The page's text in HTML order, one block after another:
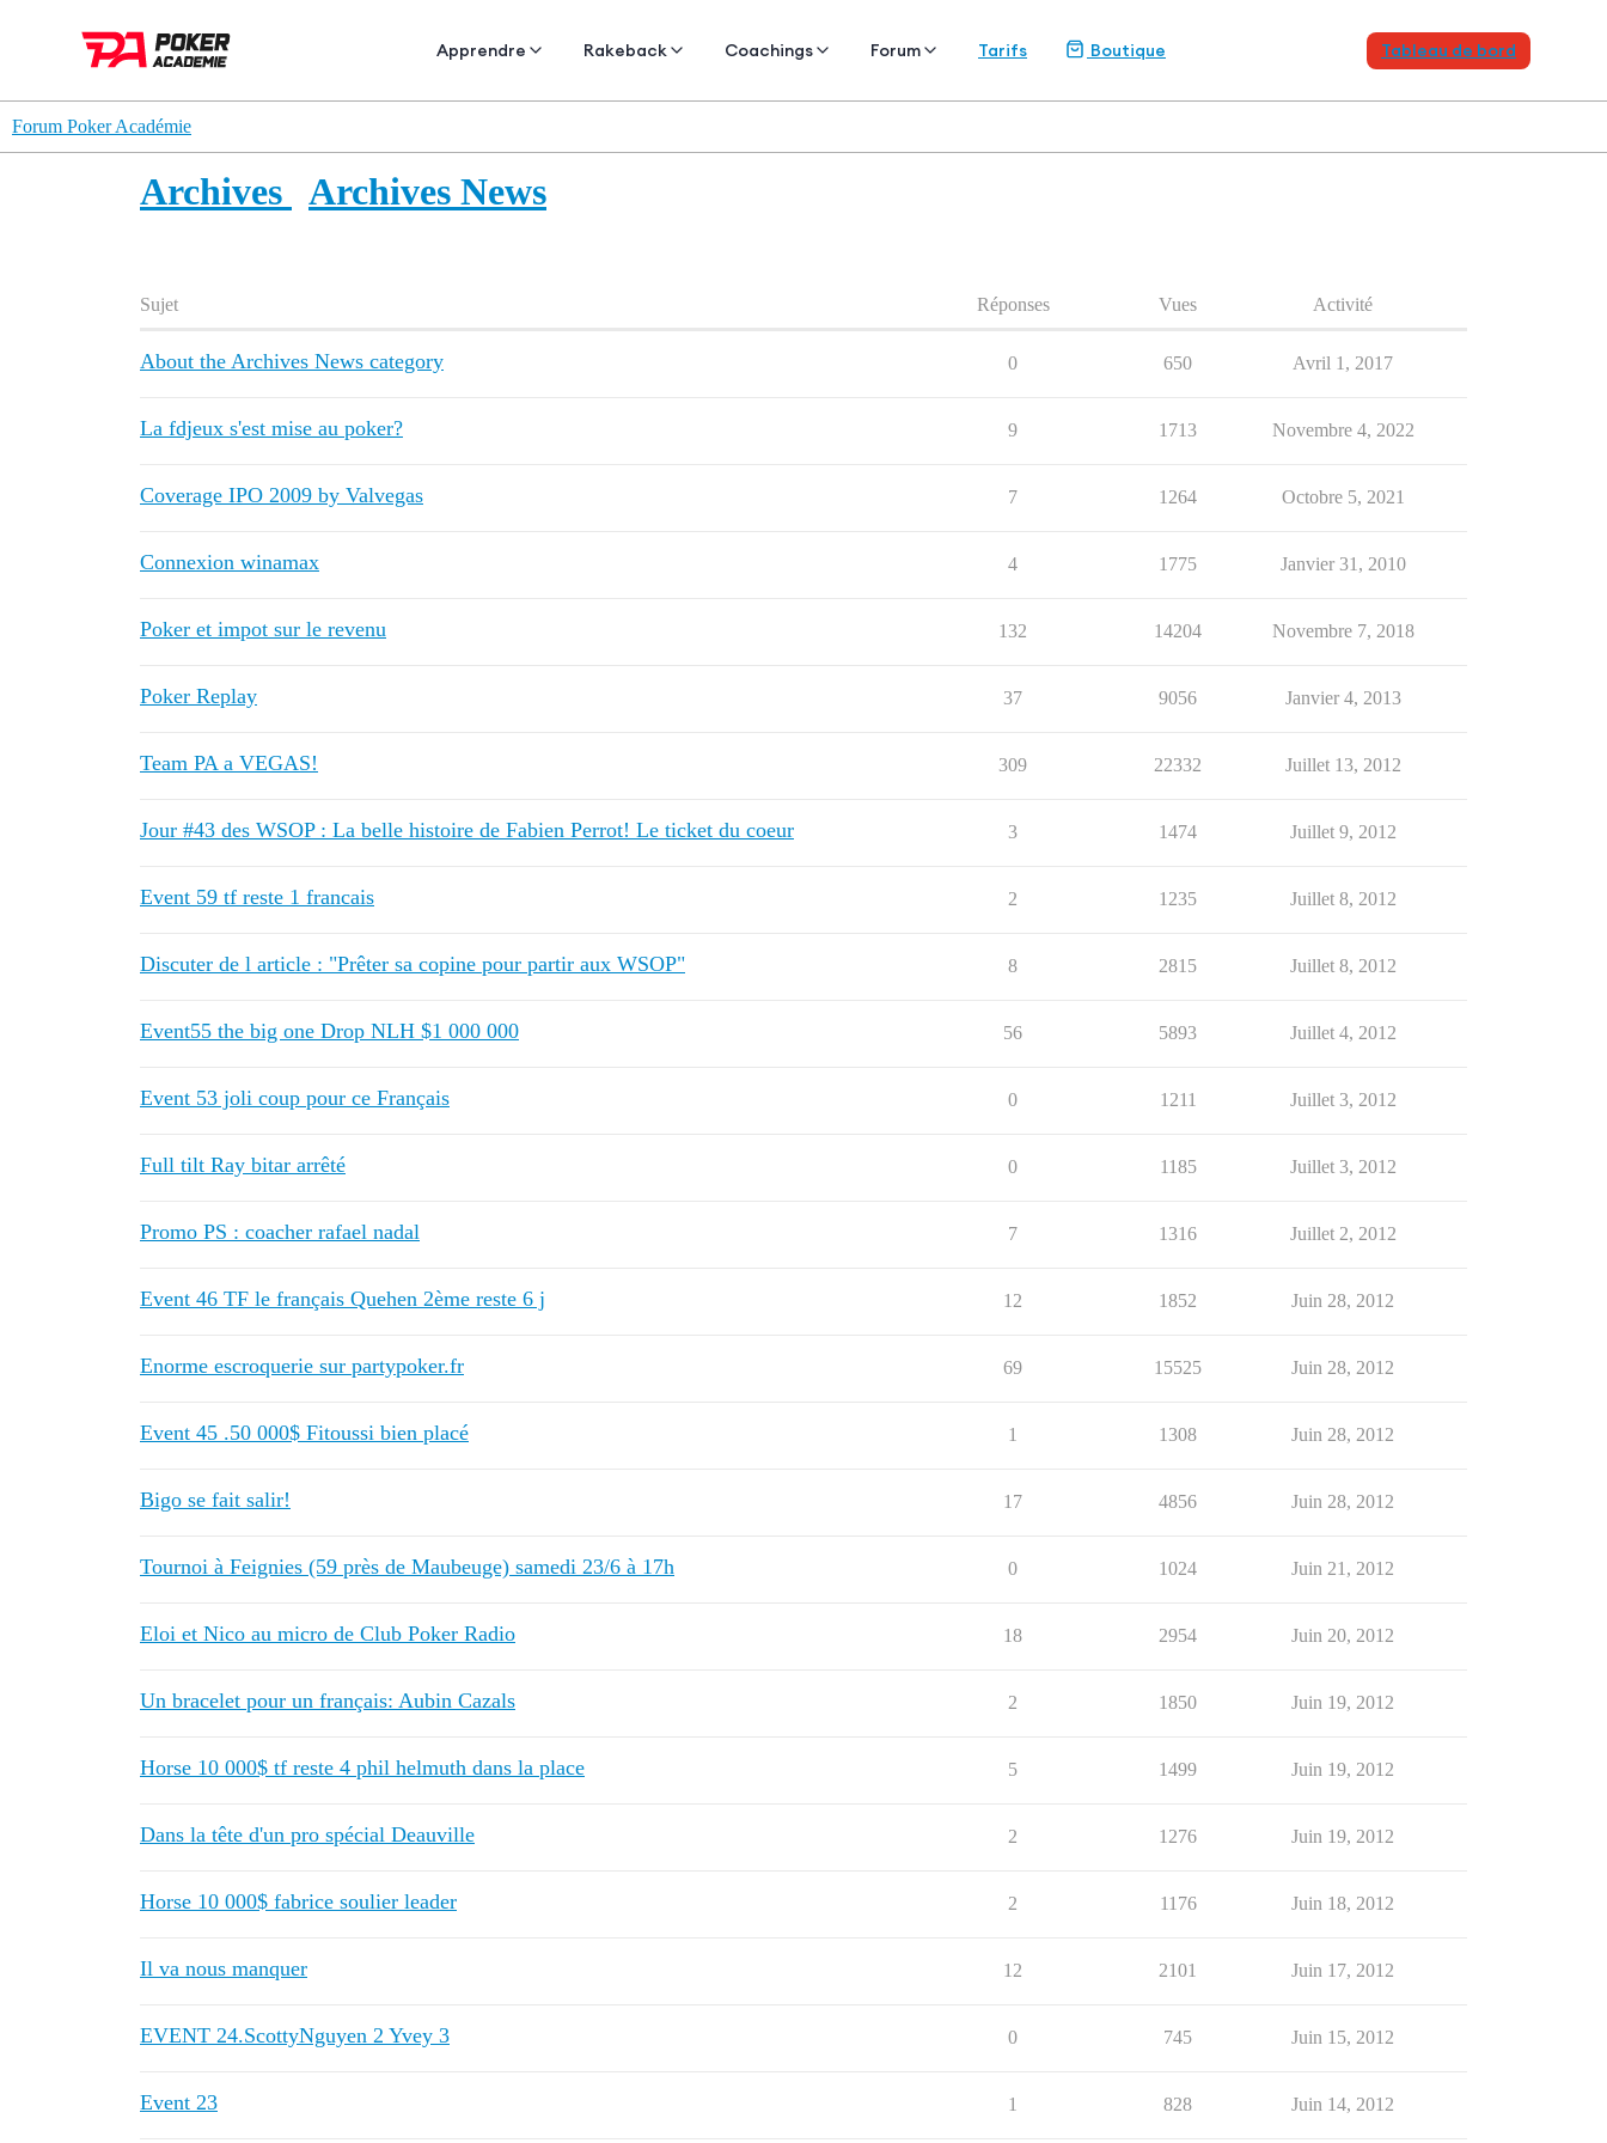
Apprendre Rakeback Coachings Forum Tarifs Boutique Tableau de bord
Forum Poker Académie
Archives Archives News
Sujet Réponses Vues Activité
About the Archives News category 0 650 Avril 1, 2017
La fdjeux s'est mise au poker? 9 1713 Novembre 4, 2022
Coverage IPO 2009 by Valvegas 7 1264 Octobre 5, 2021
Connexion winamax 4 1775 Janvier 31, 2010
Poker et impot sur le revenu 132 14204 Novembre 7, 2018
Poker Replay 37 9056 Janvier 4, 2013
Team PA a VEGAS! 309 22332 Juillet 13, 2012
Jour #43 des WSOP : La belle histoire de Fabien Perrot! Le ticket du coeur 3 1474 Juillet 9, 2012
Event 59 tf reste 1 francais 2 1235 Juillet 8, 2012
Discuter de l article : "Prêter sa copine pour partir aux WSOP" 8 2815 Juillet 8, 2012
Event55 the big one Drop NLH $1 000 000 56 5893 Juillet 4, 2012
Event 53 joli coup pour ce Français 0 1211 Juillet 3, 2012
Full tilt Ray bitar arrêté 0 1185 Juillet 3, 2012
Promo PS : coacher rafael nadal 7 1316 Juillet 2, 2012
Event 46 TF le français Quehen 2ème reste 6 j 12 1852 Juin 28, 2012
Enorme escroquerie sur partypoker.fr 69 15525 Juin 28, 2012
Event 45 .50 000$ Fitoussi bien placé 1 1308 Juin 28, 2012
Bigo se fait salir! 17 4856 Juin 28, 2012
Tournoi à Feignies (59 près de Maubeuge) samedi 23/6 à 17h 0 1024 Juin 21, 2012
Eloi et Nico au micro de Club Poker Radio 18 2954 Juin 20, 2012
Un bracelet pour un français: Aubin Cazals 2 1850 Juin 19, 2012
Horse 10 000$ tf reste 4 phil helmuth dans la place 5 1499 Juin 19, 2012
Dans la tête d'un pro spécial Deauville 2 1276 Juin 19, 2012
Horse 10 000$ fabrice soulier leader 2 1176 Juin 18, 2012
Il va nous manquer 12 2101 Juin 17, 2012
EVENT 24.ScottyNguyen 2 Yvey 3 0 745 Juin 15, 2012
Event 23 1 828 Juin 14, 2012